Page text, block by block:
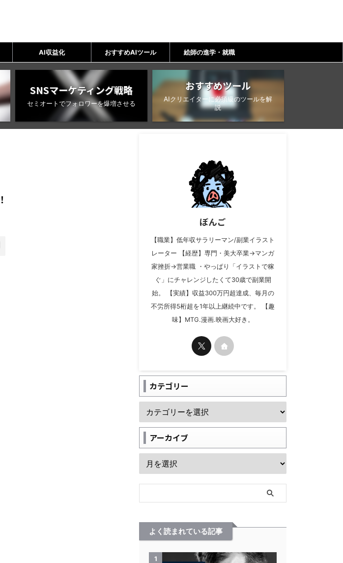
AI収益化 おすすめAIツール 絵師の進学・就職
SNSマーケティング戦略
セミオートでフォロワーを爆増させる
おすすめツール
AIクリエイターに必須級のツールを解
説
ぼんご
【職業】低年収サラリーマン/副業イラスト
レーター 【経歴】専門・美大卒業→マンガ
家挫折→営業職 ・やっぱり「イラストで稼
ぐ」にチャレンジしたくて30歳で副業開
始。 【実績】収益300万円超達成、毎月の
不労所得5桁超を1年以上継続中です。 【趣
味】MTG.漫画.映画大好き。
カテゴリー
アーカイブ
よく読まれている記事
1